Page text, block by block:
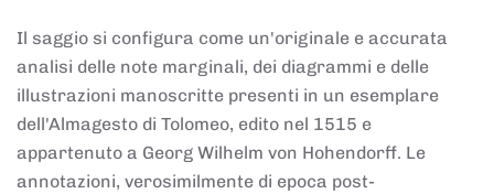
Il saggio si configura come un'originale e accurata
analisi delle note marginali, dei diagrammi e delle
illustrazioni manoscritte presenti in un esemplare
dell'Almagesto di Tolomeo, edito nel 1515 e
appartenuto a Georg Wilhelm von Hohendorff. Le
annotazioni, verosimilmente di epoca post-